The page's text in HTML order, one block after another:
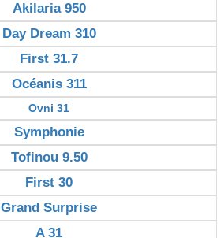
Akilaria 950
Day Dream 310
First 31.7
Océanis 311
Ovni 31
Symphonie
Tofinou 9.50
First 30
Grand Surprise
A 31